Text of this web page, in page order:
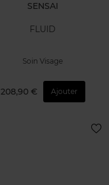
SENSAI
FLUID
Soin Visage
208,90 € Ajouter